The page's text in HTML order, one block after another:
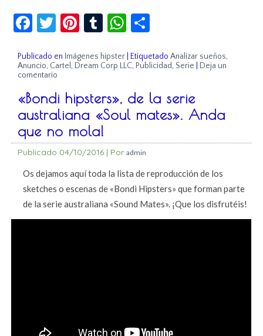
Facebook
Twitter
Pinterest
TumblrWhatsApp
Publicado en Imágenes hipster |Etiquetado Analizar sueños,
Anuncio, Cartel, Dream Corp LLC, Publicidad, Serie
Deja un
comentario
«Bondi hipsters», de la serie
australiana «Soul mates». Anda
que no mola!
Publicado 04/10/2016 | Por admin
Os dejamos aquí toda la lista de reproducción de los
sketches o escenas de «Bondi Hipsters» que forman parte
de la serie australiana «Sound Mates». ¡Que los disfrutéis!